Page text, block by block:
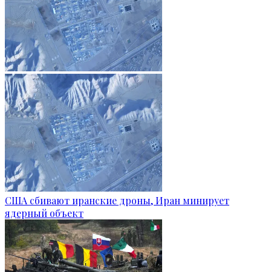
США сбивают иранские дроны, Иран минирует
ядерный объект